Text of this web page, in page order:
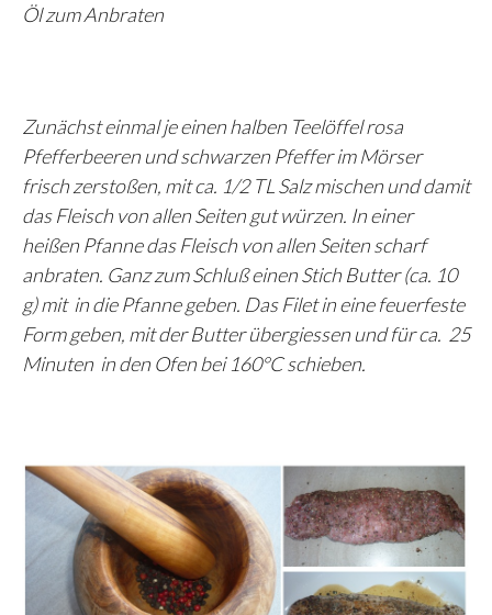
Öl zum Anbraten
Zunächst einmal je einen halben Teelöffel rosa
Pfefferbeeren und schwarzen Pfeffer im Mörser
frisch zerstoßen, mit ca. 1/2 TL Salz mischen und damit
das Fleisch von allen Seiten gut würzen. In einer
heißen Pfanne das Fleisch von allen Seiten scharf
anbraten. Ganz zum Schluß einen Stich Butter (ca. 10
g) mit in die Pfanne geben. Das Filet in eine feuerfeste
Form geben, mit der Butter übergiessen und für ca. 25
Minuten in den Ofen bei 160°C schieben.